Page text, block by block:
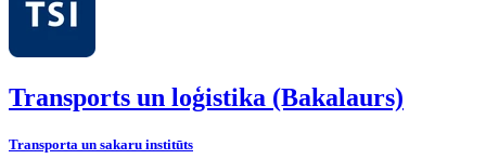
Transports un loģistika (Bakalaurs)
Transporta un sakaru institūts